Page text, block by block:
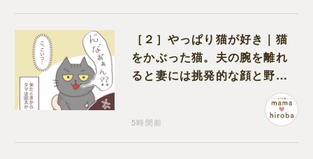
［２］やっぱり猫が好き｜猫
をかぶった猫。夫の腕を離れ
ると妻には挑発的な顔と野太
5時間前